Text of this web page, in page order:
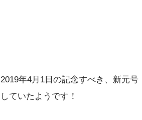
2019年4月1日の記念すべき、新元
していたようです！